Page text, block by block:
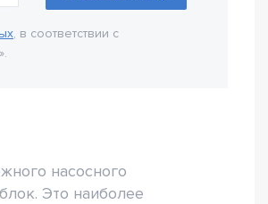
, в соответствии с
насосного
Это наиболее